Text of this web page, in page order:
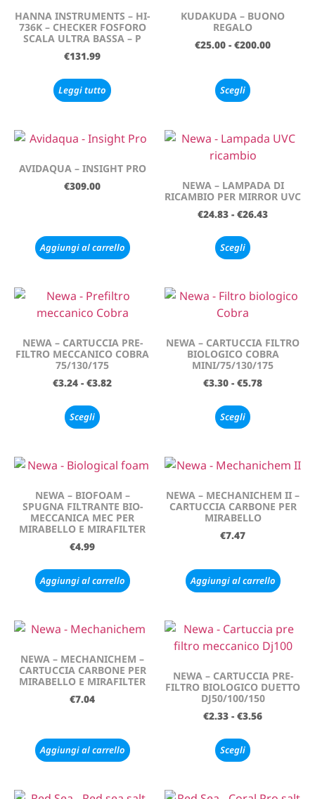
HANNA INSTRUMENTS – HI-
736K – CHECKER FOSFORO
SCALA ULTRA BASSA – P
€131.99
Leggi tutto
KUDAKUDA – BUONO
REGALO
€25.00 - €200.00
Scegli
AVIDAQUA – INSIGHT PRO
€309.00
Aggiungi al carrello
NEWA – LAMPADA DI
RICAMBIO PER MIRROR UVC
€24.83 - €26.43
Scegli
NEWA – CARTUCCIA PRE-
FILTRO MECCANICO COBRA
75/130/175
€3.24 - €3.82
Scegli
NEWA – CARTUCCIA FILTRO
BIOLOGICO COBRA
MINI/75/130/175
€3.30 - €5.78
Scegli
NEWA – BIOFOAM –
SPUGNA FILTRANTE BIO-
MECCANICA MEC PER
MIRABELLO E MIRAFILTER
€4.99
Aggiungi al carrello
NEWA – MECHANICHEM II –
CARTUCCIA CARBONE PER
MIRABELLO
€7.47
Aggiungi al carrello
NEWA – MECHANICHEM –
CARTUCCIA CARBONE PER
MIRABELLO E MIRAFILTER
€7.04
Aggiungi al carrello
NEWA – CARTUCCIA PRE-
FILTRO BIOLOGICO DUETTO
DJ50/100/150
€2.33 - €3.56
Scegli